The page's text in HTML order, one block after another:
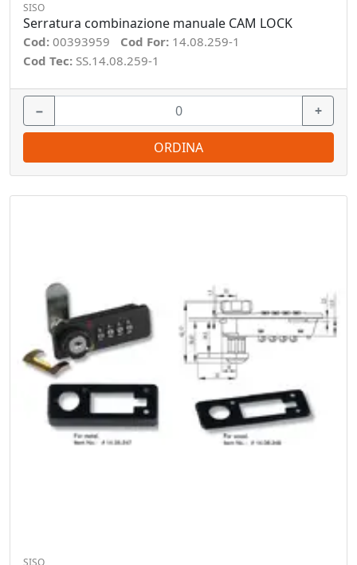
SISO
Serratura combinazione manuale CAM LOCK
Cod: 00393959 Cod For: 14.08.259-1
Cod Tec: SS.14.08.259-1
− +
ORDINA